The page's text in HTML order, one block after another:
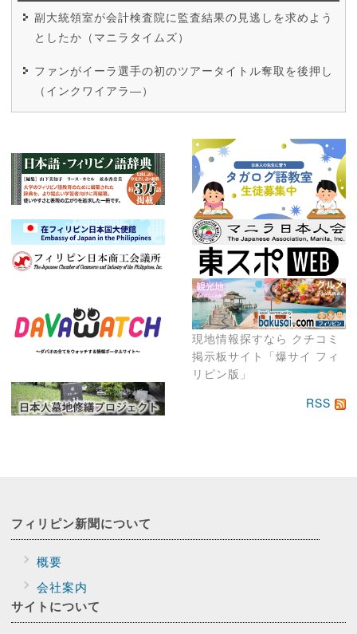
現地情報探すなら クチコミ
掲示板サイト「爆サイ フィ
リピン版」
副大統領室が会計検査院に監査結果の見逃しを求めよう
としたか（マニラタイムズ）
ファンがイーラ選手の初のツアータイトル奪取を後押し
（インクワイアラ―）
RSS
フィリピン新聞について
概要
会社案内
サイトについて